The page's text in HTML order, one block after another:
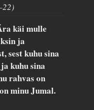
käi mulle
ja
sest kuhu sina
kuhu sina
rahvas on
minu Jumal.